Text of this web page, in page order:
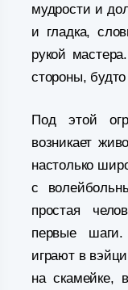
мудрости и
и гладка,
рукой
стороны,
Под этой
возникает
настолько
с
простая
первые
играют в
на скамейке,